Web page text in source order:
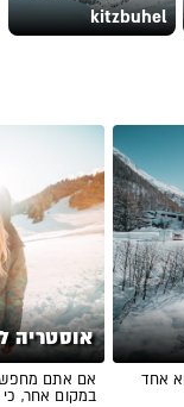
kitzbuhel
אחד
אוסטריה
אם אתם
במקום אחר,